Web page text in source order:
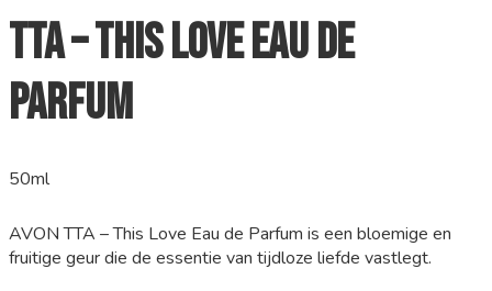
TTA – This Love Eau de
Parfum
50ml
AVON TTA – This Love Eau de Parfum is een bloemige en
fruitige geur die de essentie van tijdloze liefde vastlegt.